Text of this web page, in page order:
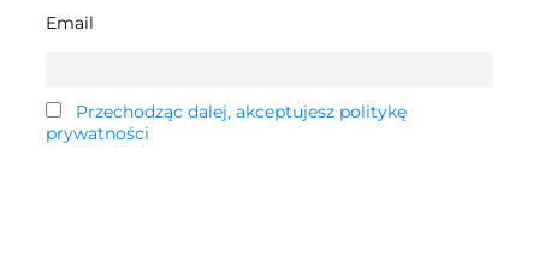
Email
Przechodząc dalej, akceptujesz politykę
prywatności